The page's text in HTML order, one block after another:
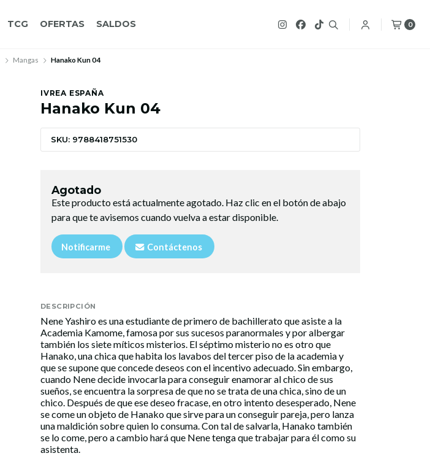
TCG OFERTAS SALDOS 0
Mangas Hanako Kun 04
IVREA ESPAÑA
Hanako Kun 04
SKU: 9788418751530
Agotado
Este producto está actualmente agotado. Haz clic en el botón de abajo
para que te avisemos cuando vuelva a estar disponible.
Notificarme Contáctenos
DESCRIPCIÓN
Nene Yashiro es una estudiante de primero de bachillerato que asiste a la
Academia Kamome, famosa por sus sucesos paranormales y por albergar
también los siete míticos misterios. El séptimo misterio no es otro que
Hanako, una chica que habita los lavabos del tercer piso de la academia y
que se supone que concede deseos con el incentivo adecuado. Sin embargo,
cuando Nene decide invocarla para conseguir enamorar al chico de sus
sueños, se encuentra la sorpresa de que no se trata de una chica, sino de un
chico. Después de que ese deseo fracase, en otro intento desesperado, Nene
se come un objeto de Hanako que sirve para un conseguir pareja, pero lanza
una maldición sobre quien lo consuma. Con tal de salvarla, Hanako también
se lo come, pero a cambio hará que Nene tenga que trabajar para él como su
asistenta.